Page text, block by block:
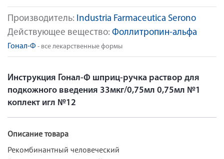
Производитель: Industria Farmaceutica Serono
Действующее вещество: Фоллитропин-альфа
Гонал-Ф - все лекарственные формы
Инструкция Гонал-Ф шприц-ручка раствор для
подкожного введения 33мкг/0,75мл 0,75мл №1
коплект игл №12
Описание товара
Рекомбинантный человеческий